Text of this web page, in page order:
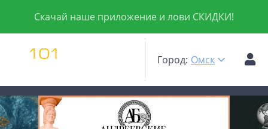
Скачай наше приложение и лови СКИДКИ!
Город: Омск